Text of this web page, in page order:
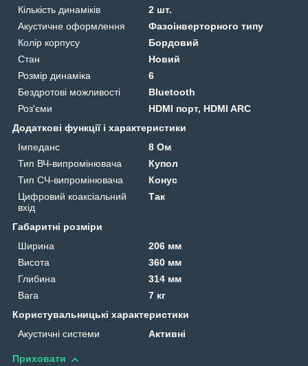
Кількість динаміків
2 шт.
Акустичне оформлення
Фазоінверторного типу
Колір корпусу
Бордовий
Стан
Новий
Розмір динаміка
6
Бездротові можливості
Bluetooth
Роз'єми
HDMI порт, HDMI ARC
Додаткові функції і характеристики
Імпеданс
8 Ом
Тип ВЧ-випромінювача
Купол
Тип СЧ-випромінювача
Конус
Цифровий коаксіальний
вхід
Так
Габаритні розміри
Ширина
206 мм
Висота
360 мм
Глибина
314 мм
Вага
7 кг
Користувальницькі характеристики
Акустичні системи
Активні
Приховати